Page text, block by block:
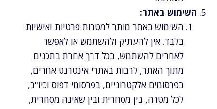
השימוש באתר:
השימוש באתר מותר למטרות פרטיות ואישיות
בלבד. אין להעתיק ולהשתמש או לאפשר
לאחרים להשתמש, בכל דרך אחרת בתכנים
מתוך האתר, לרבות באתרי אינטרנט אחרים,
בפרסומים אלקטרוניים, בפרסומי דפוס וכיו"ב,
לכל מטרה, בין מסחרית ובין שאינה מסחרית,